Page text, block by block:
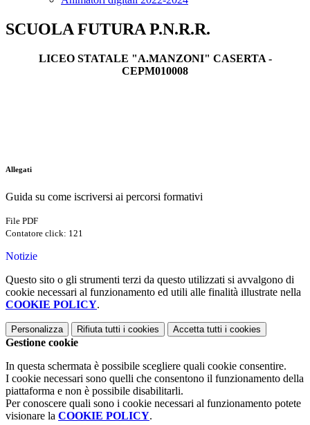
SCUOLA FUTURA P.N.R.R.
LICEO STATALE "A.MANZONI" CASERTA -
CEPM010008
Allegati
Guida su come iscriversi ai percorsi formativi
File PDF
Contatore click: 121
Notizie
Questo sito o gli strumenti terzi da questo utilizzati si avvalgono di
cookie necessari al funzionamento ed utili alle finalità illustrate nella
COOKIE POLICY.
Personalizza Rifiuta tutti i cookies Accetta tutti i cookies
Gestione cookie
In questa schermata è possibile scegliere quali cookie consentire.
I cookie necessari sono quelli che consentono il funzionamento della
piattaforma e non è possibile disabilitarli.
Per conoscere quali sono i cookie necessari al funzionamento potete
visionare la COOKIE POLICY.